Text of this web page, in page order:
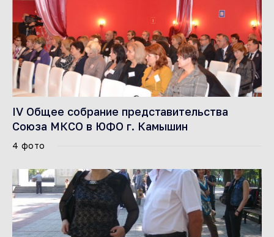
IV Общее собрание представительства
Союза МКСО в ЮФО г. Камышин
4 фото